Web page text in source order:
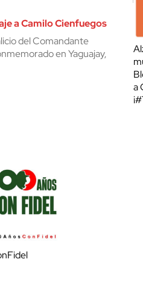
a Camilo Cienfuegos
del Comandante
en Yaguajay,
a